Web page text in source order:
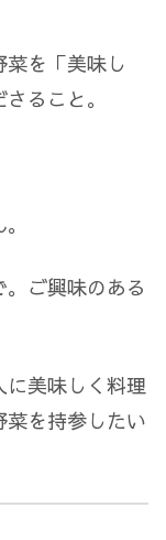
を「美味し
ること。
ご興味のある
美味しく料理
菜を持参したい